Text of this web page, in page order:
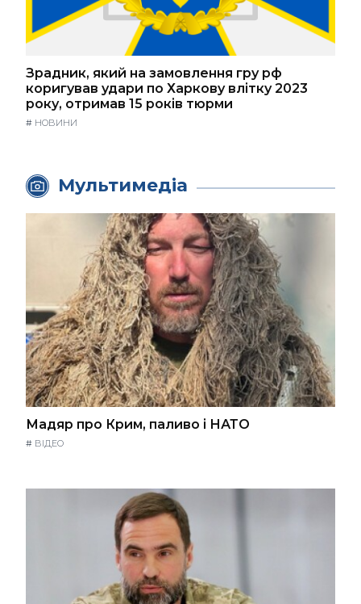
Зрадник, який на замовлення гру рф
коригував удари по Харкову влітку 2023
року, отримав 15 років тюрми
# НОВИНИ
Мультимедіа
Мадяр про Крим, паливо і НАТО
# ВІДЕО